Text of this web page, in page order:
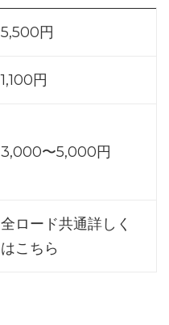
5,500円
1,100円
3,000〜5,000円
全ロード共通詳しく
はこちら